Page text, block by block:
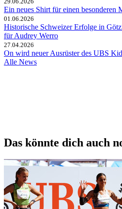
Ein neues Shirt für einen besonderen
01.06.2026
Historische Schweizer Erfolge in
für Audrey Werro
27.04.2026
On wird neuer Ausrüster des UBS
Alle News
Das könnte dich auch